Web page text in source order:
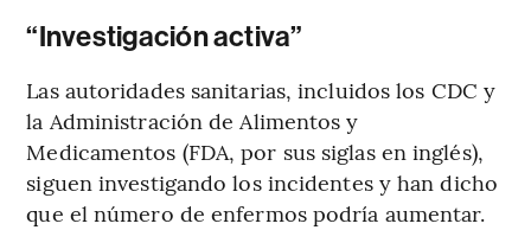
“Investigación activa”
Las autoridades sanitarias, incluidos los CDC y
la Administración de Alimentos y
Medicamentos (FDA, por sus siglas en inglés),
siguen investigando los incidentes y han dicho
que el número de enfermos podría aumentar.